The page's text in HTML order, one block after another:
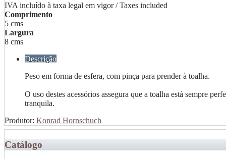
IVA incluído à taxa legal em vigor / Taxes included
Comprimento
5 cms
Largura
8 cms
Descrição
Peso em forma de esfera, com pinça para prender à toalha.
O uso destes acessórios assegura que a toalha está sempre
tranquila.
Produtor: Konrad Hornschuch
Catálogo